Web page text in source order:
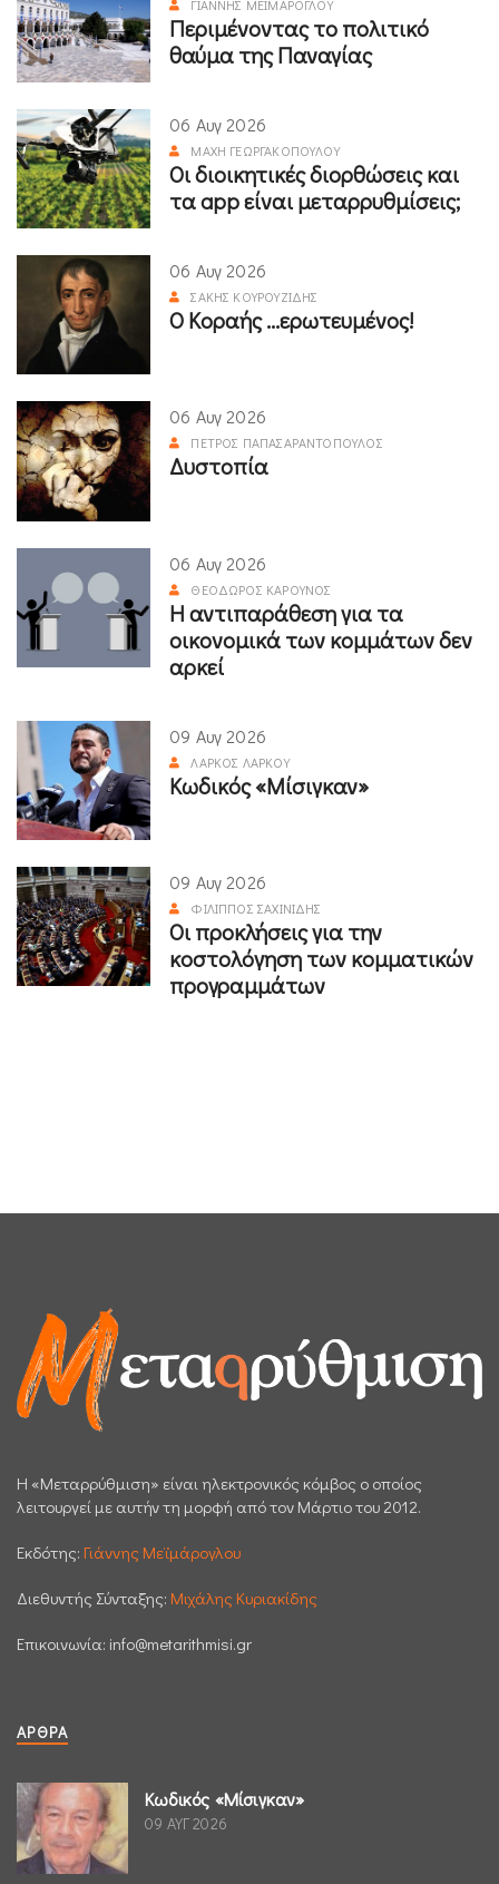
ΓΙΆΝΝΗΣ ΜΕΪΜΆΡΟΓΛΟΥ
Περιμένοντας το πολιτικό
θαύμα της Παναγίας
06 Αυγ 2026
ΜΆΧΗ ΓΕΩΡΓΑΚΟΠΟΎΛΟΥ
Οι διοικητικές διορθώσεις και
τα app είναι μεταρρυθμίσεις;
06 Αυγ 2026
ΣΆΚΗΣ ΚΟΥΡΟΥΖΊΔΗΣ
Ο Κοραής ...ερωτευμένος!
06 Αυγ 2026
ΠΈΤΡΟΣ ΠΑΠΑΣΑΡΑΝΤΌΠΟΥΛΟΣ
Δυστοπία
06 Αυγ 2026
ΘΕΌΔΩΡΟΣ ΚΑΡΟΎΝΟΣ
Η αντιπαράθεση για τα
οικονομικά των κομμάτων δεν
αρκεί
09 Αυγ 2026
ΛΆΡΚΟΣ ΛΆΡΚΟΥ
Κωδικός «Μίσιγκαν»
09 Αυγ 2026
ΦΊΛΙΠΠΟΣ ΣΑΧΙΝΊΔΗΣ
Οι προκλήσεις για την
κοστολόγηση των κομματικών
προγραμμάτων
H «Μεταρρύθμιση» είναι ηλεκτρονικός κόμβος ο οποίος
λειτουργεί με αυτήν τη μορφή από τον Μάρτιο του 2012.
Εκδότης: Γιάννης Μεϊμάρογλου
Διεθυντής Σύνταξης: Μιχάλης Κυριακίδης
Επικοινωνία: info@metarithmisi.gr
ΆΡΘΡΑ
Κωδικός «Μίσιγκαν»
09 ΑΥΓ 2026